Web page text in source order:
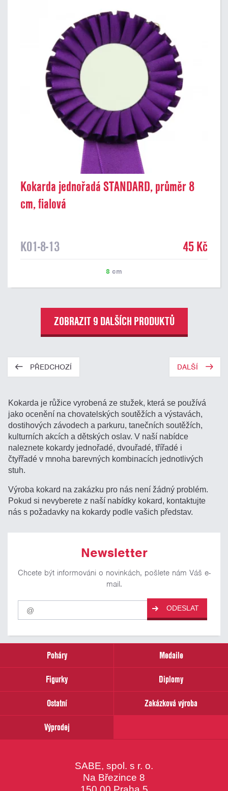
Kokarda jednořadá STANDARD, průměr 8
cm, fialová
K01-8-13 45 Kč
8 cm
ZOBRAZIT 9 DALŠÍCH PRODUKTŮ
PŘEDCHOZÍ DALŠÍ
Kokarda je růžice vyrobená ze stužek, která se používá
jako ocenění na chovatelských soutěžích a výstavách,
dostihových závodech a parkuru, tanečních soutěžích,
kulturních akcích a dětských oslav. V naší nabídce
naleznete kokardy jednořadé, dvouřadé, třířadé i
čtyřřadé v mnoha barevných kombinacích jednotlivých
stuh.
Výroba kokard na zakázku pro nás není žádný problém.
Pokud si nevyberete z naší nabídky kokard, kontaktujte
nás s požadavky na kokardy podle vašich představ.
Newsletter
Chcete být informováni o novinkách, pošlete nám Váš e-
mail.
Pro
odběr
našich
email
ODESLAT
Poháry
Medaile
Figurky
Diplomy
Ostatní
Zakázková výroba
Výprodej
SABE, spol. s r. o.
Na Březince 8